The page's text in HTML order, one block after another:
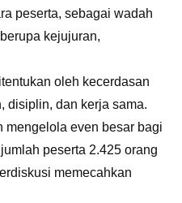
peserta, sebagai wadah
kejujuran,
oleh kecerdasan
disiplin, dan kerja sama.
mengelola even besar bagi
peserta 2.425 orang
memecahkan